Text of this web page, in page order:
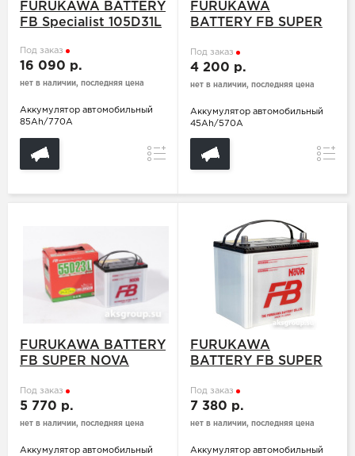
FURUKAWA BATTERY
FB Specialist 105D31L
Под заказ
16 090 р.
нет в наличии, последняя цена
Аккумулятор автомобильный
85Ah/770A
Сравнение
FURUKAWA
BATTERY FB SUPER
Под заказ
4 200 р.
нет в наличии, последняя цена
Аккумулятор автомобильный
45Ah/570A
FURUKAWA BATTERY
FB SUPER NOVA
Под заказ
5 770 р.
нет в наличии, последняя цена
Аккумулятор автомобильный
FURUKAWA
BATTERY FB SUPER
Под заказ
7 380 р.
нет в наличии, последняя цена
Аккумулятор автомобильный